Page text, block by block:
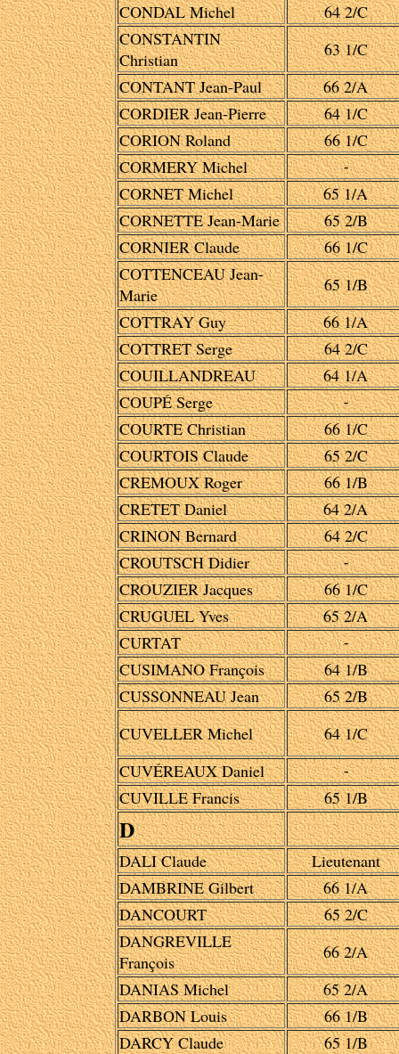
CONDAL Michel
64 2/C
CONSTANTIN
Christian
63 1/C
CONTANT Jean-Paul
66 2/A
CORDIER Jean-Pierre
64 1/C
CORION Roland
66 1/C
CORMERY Michel
-
CORNET Michel
65 1/A
CORNETTE Jean-Marie
65 2/B
CORNIER Claude
66 1/C
COTTENCEAU Jean-
Marie
65 1/B
COTTRAY Guy
66 1/A
COTTRET Serge
64 2/C
COUILLANDREAU
64 1/A
COUPÉ Serge
-
COURTE Christian
66 1/C
COURTOIS Claude
65 2/C
CREMOUX Roger
66 1/B
CRETET Daniel
64 2/A
CRINON Bernard
64 2/C
CROUTSCH Didier
-
CROUZIER Jacques
66 1/C
CRUGUEL Yves
65 2/A
CURTAT
-
CUSIMANO François
64 1/B
CUSSONNEAU Jean
65 2/B
CUVELLER Michel
64 1/C
CUVÉREAUX Daniel
-
CUVILLE Francis 65 1/B
D
DALI Claude
Lieutenant
DAMBRINE Gilbert
66 1/A
DANCOURT
65 2/C
DANGREVILLE
François
66 2/A
DANIAS Michel
65 2/A
DARBON Louis
66 1/B
DARCY Claude
65 1/B